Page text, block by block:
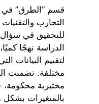
قسم “الطرق” في
التجارب
للتحقيق في
الدراسة نهجًا
لتقييم البيانات
مختلفة. تضمنت
مختبرية
بالمتغيرات بشكل